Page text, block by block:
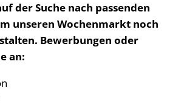
der Suche nach passenden
unseren Wochenmarkt noch
Bewerbungen oder
an: